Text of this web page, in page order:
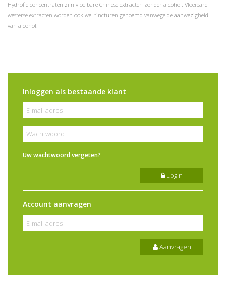
Hydrofielconcentraten zijn vloeibare Chinese extracten zonder alcohol. Vloeibare
westerse extracten worden ook wel tincturen genoemd vanwege de aanwezigheid
van alcohol.
Inloggen als bestaande klant
Uw wachtwoord vergeten?
Login
Account aanvragen
Aanvragen